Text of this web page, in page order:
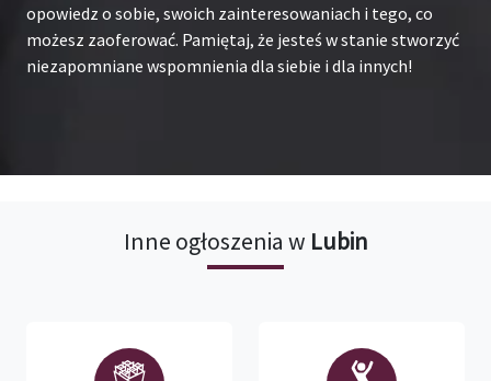
opowiedz o sobie, swoich zainteresowaniach i tego, co
możesz zaoferować. Pamiętaj, że jesteś w stanie stworzyć
niezapomniane wspomnienia dla siebie i dla innych!
Inne ogłoszenia w Lubin